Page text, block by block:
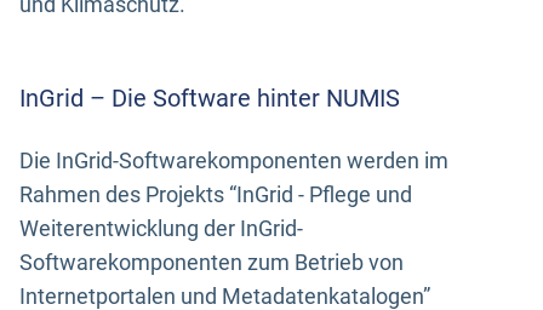
InGrid – Die Software hinter NUMIS
Die InGrid-Softwarekomponenten werden im
Rahmen des Projekts “InGrid - Pflege und
Weiterentwicklung der InGrid-
Softwarekomponenten zum Betrieb von
Internetportalen und Metadatenkatalogen”